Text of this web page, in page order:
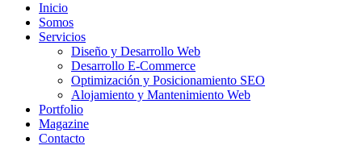
Inicio
Somos
Servicios
Diseño y Desarrollo Web
Desarrollo E-Commerce
Optimización y Posicionamiento SEO
Alojamiento y Mantenimiento Web
Portfolio
Magazine
Contacto